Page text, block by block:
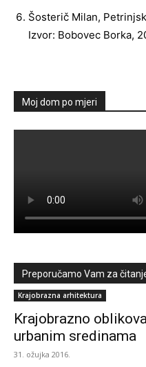
Šosterič Milan,
Izvor: Bobovec Borka,
Moj dom po mjeri
Preporučamo Vam za
Krajobrazna arhitektura
Krajobrazno
urbanim sredinama
31. ožujka 2016.